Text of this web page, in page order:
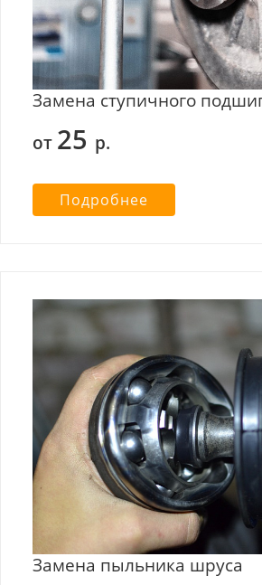
Замена ступичного
от 25 р.
Подробнее
Замена пыльника шруса